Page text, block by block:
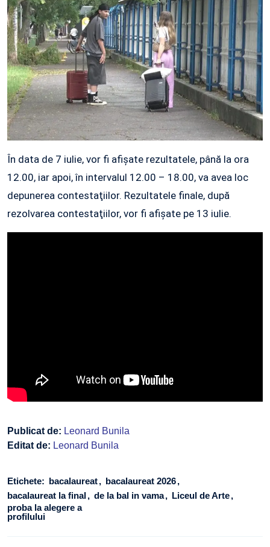
În data de 7 iulie, vor fi afişate rezultatele, până la ora
12.00, iar apoi, în intervalul 12.00 – 18.00, va avea loc
depunerea contestaţiilor. Rezultatele finale, după
rezolvarea contestaţiilor, vor fi afişate pe 13 iulie.
Publicat de: Leonard Bunila
Editat de: Leonard Bunila
Etichete: bacalaureat bacalaureat 2026
bacalaureat la final de la bal in vama Liceul de Arte
proba la alegere a
profilului